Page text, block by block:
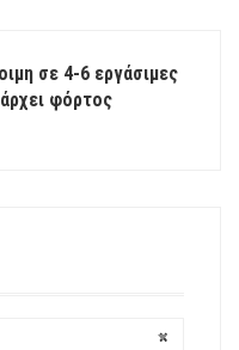
σε 4-6 εργάσιμες
φόρτος
×